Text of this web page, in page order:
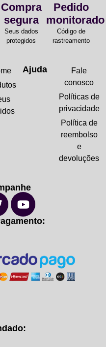
Compra
segura
Seus dados
protegidos
Pedido
monitorado
Código de
rastreamento
Ajuda
Fale
conosco
Políticas de
privacidade
Política de
reembolso
e
devoluções